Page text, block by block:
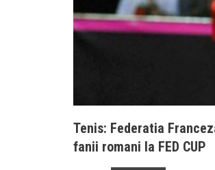
Tenis: Federatia
fanii romani la FED CUP